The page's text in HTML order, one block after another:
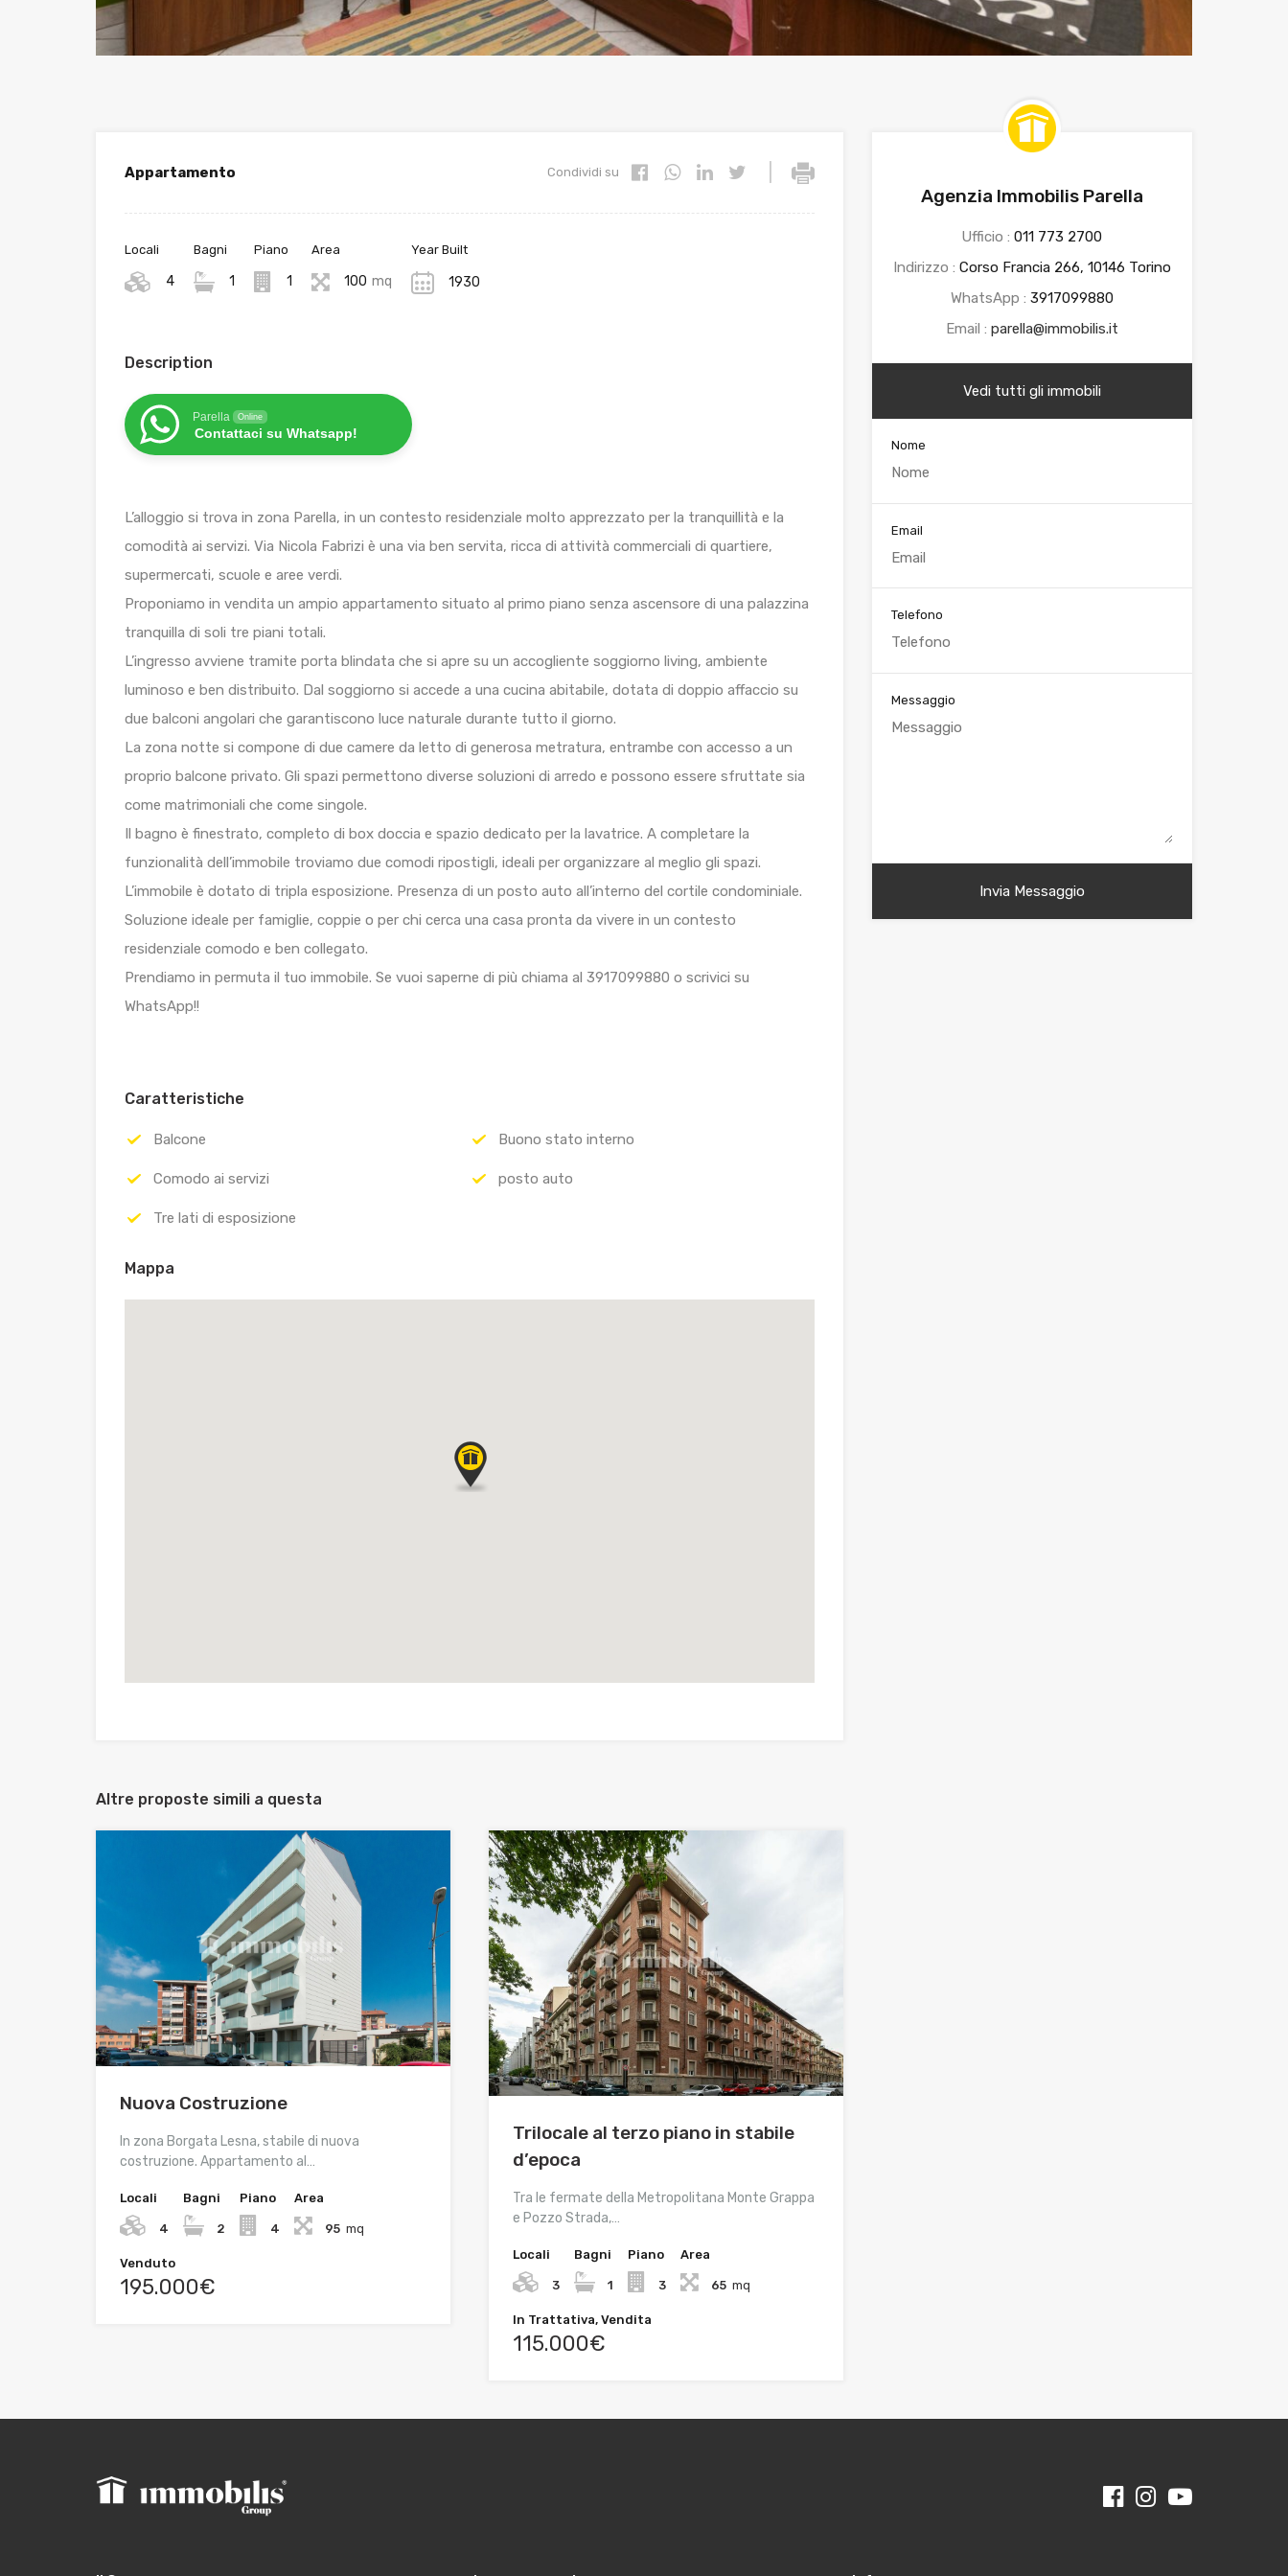
Appartamento Condividi su
Locali
4
Bagni
1
Piano
1
Area
100 mq
Year Built
1930
Description
Parella Online
Contattaci su Whatsapp!
L’alloggio si trova in zona Parella, in un contesto residenziale molto apprezzato per la tranquillità e la
comodità ai servizi. Via Nicola Fabrizi è una via ben servita, ricca di attività commerciali di quartiere,
supermercati, scuole e aree verdi.
Proponiamo in vendita un ampio appartamento situato al primo piano senza ascensore di una palazzina
tranquilla di soli tre piani totali.
L’ingresso avviene tramite porta blindata che si apre su un accogliente soggiorno living, ambiente
luminoso e ben distribuito. Dal soggiorno si accede a una cucina abitabile, dotata di doppio affaccio su
due balconi angolari che garantiscono luce naturale durante tutto il giorno.
La zona notte si compone di due camere da letto di generosa metratura, entrambe con accesso a un
proprio balcone privato. Gli spazi permettono diverse soluzioni di arredo e possono essere sfruttate sia
come matrimoniali che come singole.
Il bagno è finestrato, completo di box doccia e spazio dedicato per la lavatrice. A completare la
funzionalità dell’immobile troviamo due comodi ripostigli, ideali per organizzare al meglio gli spazi.
L’immobile è dotato di tripla esposizione. Presenza di un posto auto all’interno del cortile condominiale.
Soluzione ideale per famiglie, coppie o per chi cerca una casa pronta da vivere in un contesto
residenziale comodo e ben collegato.
Prendiamo in permuta il tuo immobile. Se vuoi saperne di più chiama al 3917099880 o scrivici su
WhatsApp!!
Caratteristiche
Balcone Buono stato interno
Comodo ai servizi posto auto
Tre lati di esposizione
Mappa
Altre proposte simili a questa
Nuova Costruzione
In zona Borgata Lesna, stabile di nuova
costruzione. Appartamento al…
Locali
4
Bagni
2
Piano
4
Area
95 mq
Venduto
195.000€
Trilocale al terzo piano in stabile
d’epoca
Tra le fermate della Metropolitana Monte Grappa
e Pozzo Strada,…
Locali
3
Bagni
1
Piano
3
Area
65 mq
In Trattativa, Vendita
115.000€
Agenzia Immobilis Parella
Ufficio :011 773 2700
Indirizzo : Corso Francia 266, 10146 Torino
WhatsApp : 3917099880
Email : parella@immobilis.it
Vedi tutti gli immobili
Nome
Email
Telefono
Messaggio